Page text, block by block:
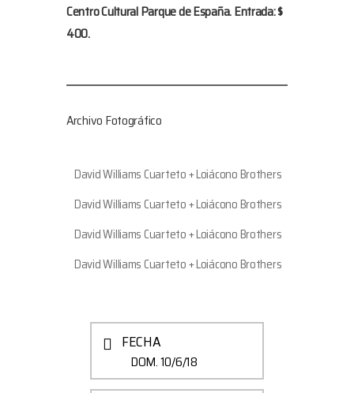
Centro Cultural Parque de España. Entrada: $
400.
Archivo Fotográfico
David Williams Cuarteto + Loiácono Brothers
David Williams Cuarteto + Loiácono Brothers
David Williams Cuarteto + Loiácono Brothers
David Williams Cuarteto + Loiácono Brothers
FECHA
DOM. 10/6/18